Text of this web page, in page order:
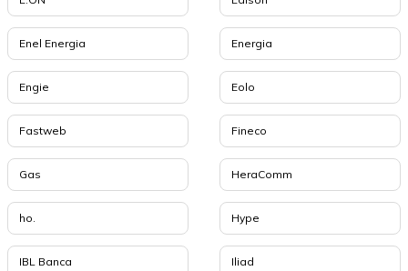
Enel Energia Energia
Engie Eolo
Fastweb Fineco
Gas HeraComm
ho. Hype
IBL Banca Iliad